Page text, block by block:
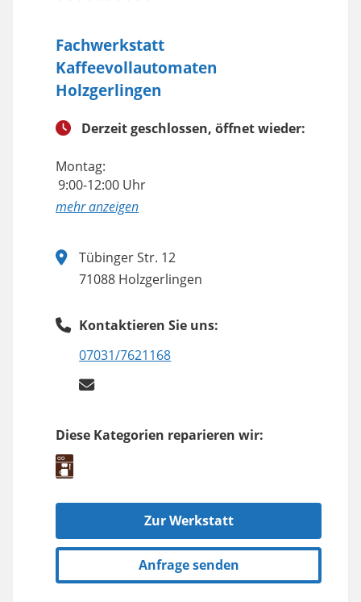
Fachwerkstatt
Kaffeevollautomaten
Holzgerlingen
Derzeit geschlossen, öffnet wieder:
Montag:
9:00-12:00 Uhr
anzeigen
Tübinger Str. 12
71088 Holzgerlingen
Kontaktieren Sie uns:
07031/7621168
Diese Kategorien reparieren wir:
Zur Werkstatt
Anfrage senden